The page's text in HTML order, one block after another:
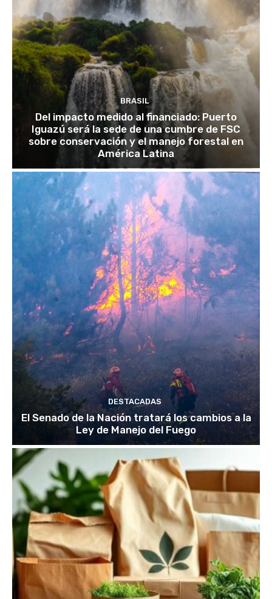
BRASIL
Del impacto medido al financiado: Puerto
Iguazú será la sede de una cumbre de FSC
sobre conservación y el manejo forestal en
América Latina
DESTACADAS
El Senado de la Nación tratará los cambios a la
Ley de Manejo del Fuego